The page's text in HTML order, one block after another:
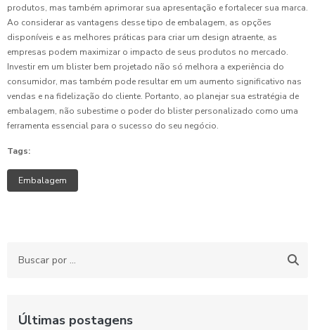
produtos, mas também aprimorar sua apresentação e fortalecer sua marca.
Ao considerar as vantagens desse tipo de embalagem, as opções
disponíveis e as melhores práticas para criar um design atraente, as
empresas podem maximizar o impacto de seus produtos no mercado.
Investir em um blister bem projetado não só melhora a experiência do
consumidor, mas também pode resultar em um aumento significativo nas
vendas e na fidelização do cliente. Portanto, ao planejar sua estratégia de
embalagem, não subestime o poder do blister personalizado como uma
ferramenta essencial para o sucesso do seu negócio.
Tags:
Embalagem
Últimas postagens